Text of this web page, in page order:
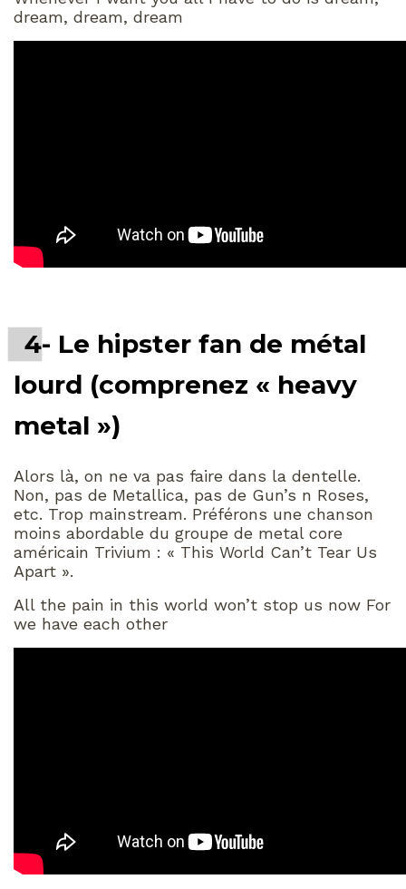
dream, dream, dream
4- Le hipster fan de métal
lourd (comprenez « heavy
metal »)
Alors là, on ne va pas faire dans la dentelle.
Non, pas de Metallica, pas de Gun’s n Roses,
etc. Trop mainstream. Préférons une chanson
moins abordable du groupe de metal core
américain Trivium : « This World Can’t Tear Us
Apart ».
All the pain in this world won’t stop us now For
we have each other